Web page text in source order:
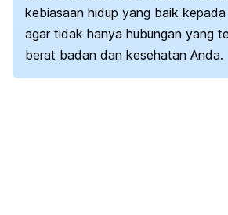
kebiasaan hidup yang baik
agar tidak hanya hubungan yang
berat badan dan kesehatan Anda.